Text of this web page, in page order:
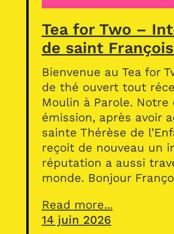
Tea for Two –
de saint François
Bienvenue au Tea for
de thé ouvert tout
Moulin à Parole. Notre
émission, après avoir
sainte Thérèse de
reçoit de nouveau un
réputation a aussi
monde. Bonjour
Read more...
14 juin 2026